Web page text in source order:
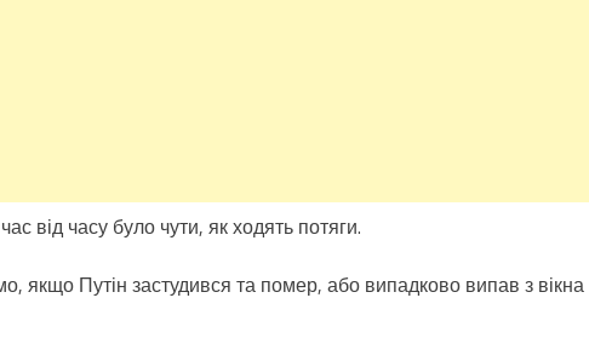
від часу було чути, як ходять потяги.
якщо Путін застудився та помер, або випадково випав з вікна